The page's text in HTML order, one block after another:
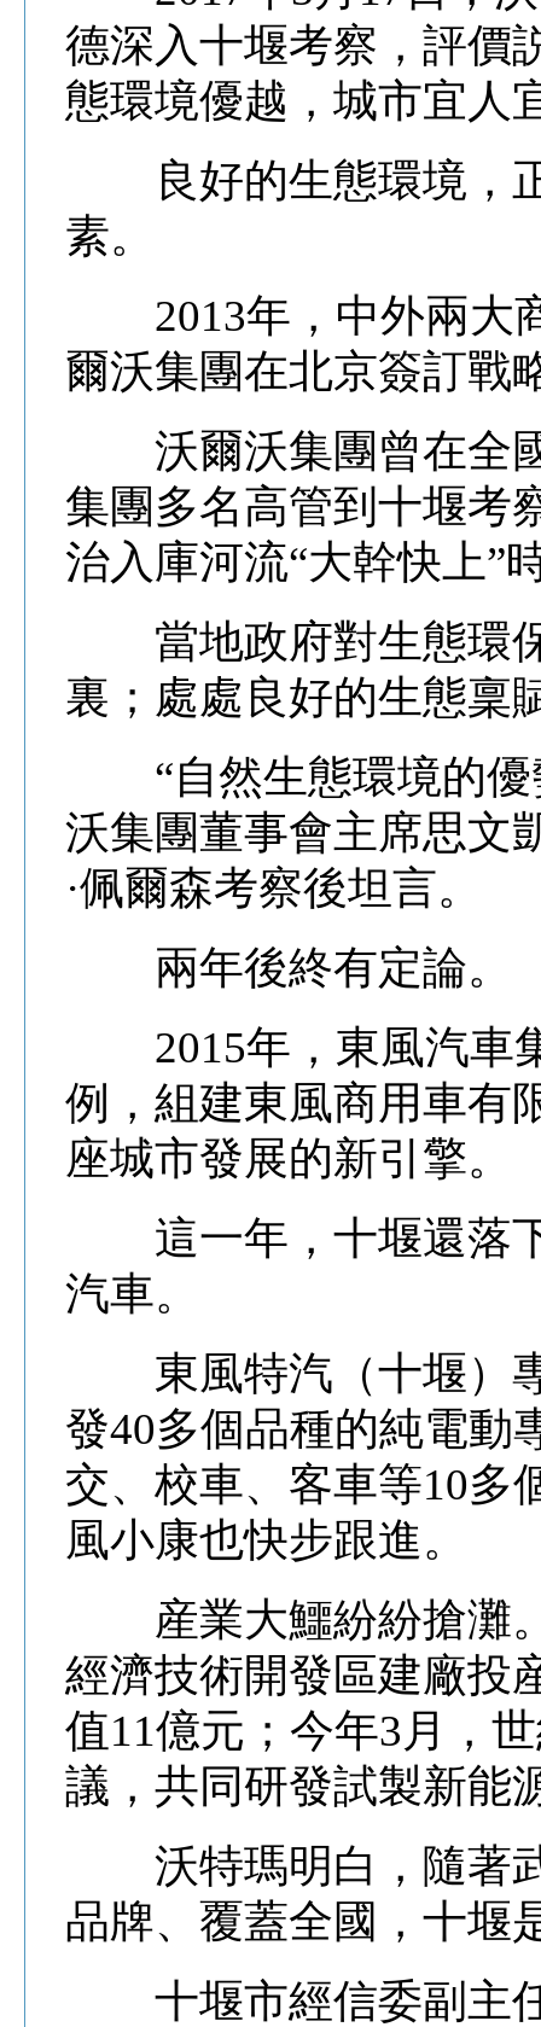
德深入十堰考察，評價
態環境優越，城市宜人
良好的生態環境，正
素。
2013年，中外兩大
爾沃集團在北京簽訂戰
沃爾沃集團曾在全國
集團多名高管到十堰考
治入庫河流“大幹快上”
當地政府對生態環保
裏；處處良好的生態稟
“自然生態環境的優
沃集團董事會主席思文
·佩爾森考察後坦言。
兩年後終有定論。
2015年，東風汽車
例，組建東風商用車有
座城市發展的新引擎。
這一年，十堰還落下
汽車。
東風特汽（十堰）專
發40多個品種的純電動
交、校車、客車等10多
風小康也快步跟進。
産業大鱷紛紛搶灘。
經濟技術開發區建廠投
值11億元；今年3月，
議，共同研發試製新能
沃特瑪明白，隨著武
品牌、覆蓋全國，十堰
十堰市經信委副主任